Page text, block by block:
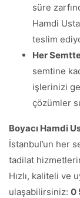
süre
Hamdi
teslim
Her
semtine
işlerinizi
çözümler
Boyacı Hamdi
İstanbul’un her
tadilat
Hızlı, kaliteli ve
ulaşabilirsiniz: 0